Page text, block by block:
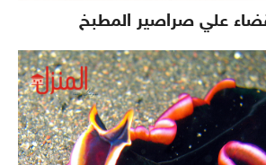
علي صراصير المطبخ